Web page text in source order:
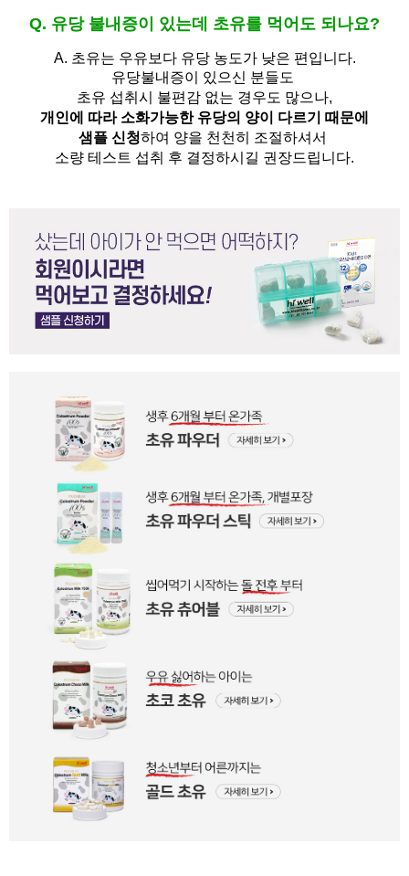
Q. 유당 불내증이 있는데 초유를 먹어도 되나요?
A. 초유는 우유보다 유당 농도가 낮은 편입니다.
유당불내증이 있으신 분들도
초유 섭취시 불편감 없는 경우도 많으나,
개인에 따라 소화가능한 유당의 양이 다르기 때문에
샘플 신청하여 양을 천천히 조절하셔서
소량 테스트 섭취 후 결정하시길 권장드립니다.